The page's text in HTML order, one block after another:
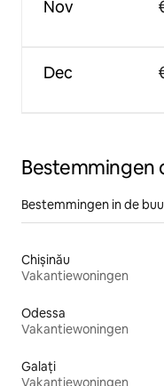
Nov
Dec
Bestemmingen
Bestemmingen in de
Chișinău
Vakantiewoningen
Odessa
Vakantiewoningen
Galați
Vakantiewoningen